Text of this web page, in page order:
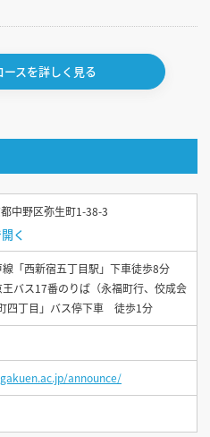
スを詳しく見る
中野区弥生町1-38-3
く
「西新宿五丁目駅」下車徒歩8分
バス17番のりば（永福町行、佼成会
四丁目」バス停下車 徒歩1分
announce/